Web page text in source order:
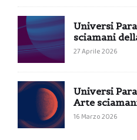
Universi
sciamani
27 Aprile 2026
Universi
Arte
16 Marzo 2026